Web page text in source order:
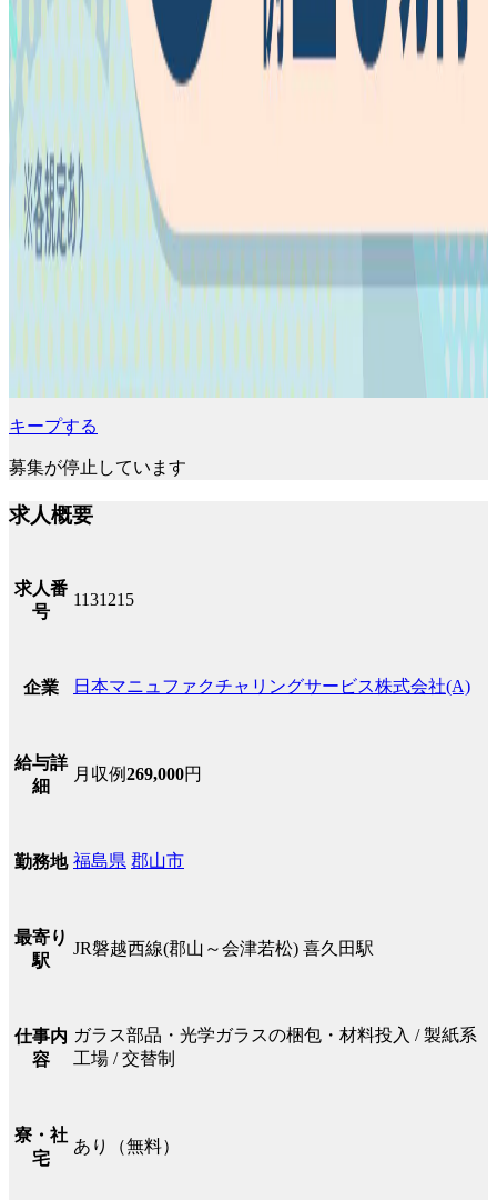
キープする
募集が停止しています
求人概要
求人番
号
1131215
企業 日本マニュファクチャリングサービス株式会社(A)
給与詳
細
月収例269,000円
勤務地 福島県 郡山市
最寄り
駅
JR磐越西線(郡山～会津若松) 喜久田駅
仕事内
容
ガラス部品・光学ガラスの梱包・材料投入 / 製紙系
工場 / 交替制
寮・社
宅
あり（無料）